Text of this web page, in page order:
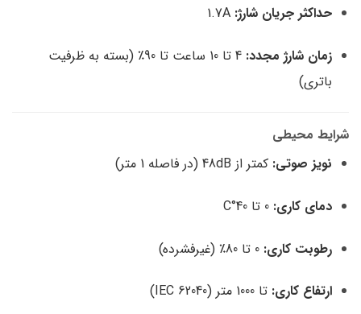
حداکثر جریان شارژ:
زمان شارژ مجدد:
4 تا 10 ساعت تا 90٪ (بسته به ظرفیت
باتری)
شرایط محیطی
نویز صوتی: کمتر از 48dB (در فاصله 1 متر)
دمای کاری:
رطوبت کاری:
ارتفاع کاری: تا 1000 متر (IEC 62040)